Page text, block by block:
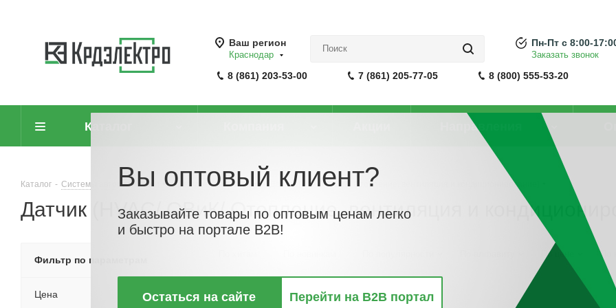
Ваш регион
Краснодар
8 (861) 203-53-00 7 (861) 205-77-05 8 (800) 555-53-20
Пн-Пт с 8:00-
Заказать звонок
Каталог Направления
Каталог - Системы автоматизации - Датчики (сенсоры) Датчик (HVAC/ ОВиК/ Отопление, вентиляция и кондиционирование)
Датчик (HVAC/ ОВиК/ Отопление, вентиляция и
По цене По
Фильтр по параметрам
Цена
Вы оптовый клиент?
Заказывайте товары по оптовым ценам легко
и быстро на портале B2B!
Остаться на сайте Перейти на B2B портал